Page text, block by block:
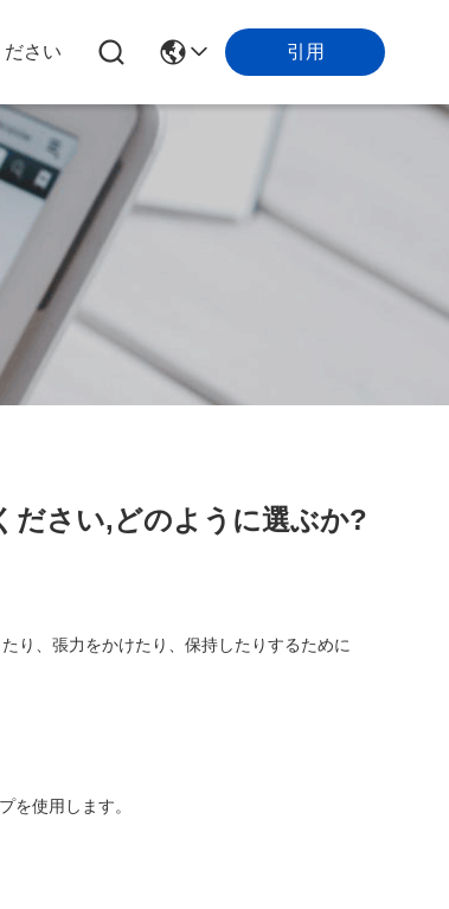
ださい 引用
ださい,どのように選ぶか?
り、張力をかけたり、保持したりするために
を使用します。